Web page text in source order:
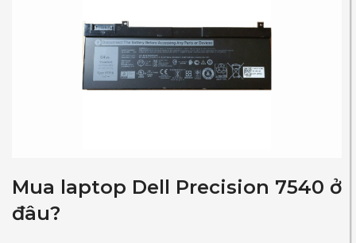
Mua laptop Dell Precision 7540 ở
đâu?